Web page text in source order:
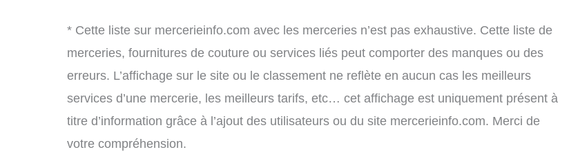
* Cette liste sur mercerieinfo.com avec les merceries n’est pas exhaustive. Cette liste de
merceries, fournitures de couture ou services liés peut comporter des manques ou des
erreurs. L’affichage sur le site ou le classement ne reflète en aucun cas les meilleurs
services d’une mercerie, les meilleurs tarifs, etc… cet affichage est uniquement présent à
titre d’information grâce à l’ajout des utilisateurs ou du site mercerieinfo.com. Merci de
votre compréhension.